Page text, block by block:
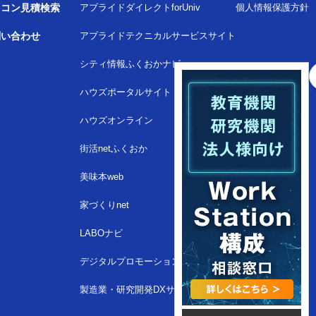
ン見積検索
合わせ
アプライドダイレクトforUniv
アプライドテクニカルサービスサイト
シティ情報ふくおかナビ
ハウズポータルサイト
ハウズオンライン
街活netふくおか
美味本web
家づくりnet
LABOナビ
デジタルプロモーションサイト
製造業・研究開発DXサイト
個人情報保護方針